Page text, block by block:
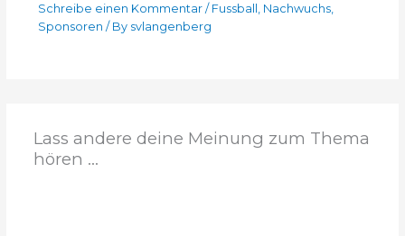
Schreibe einen Kommentar / Fussball Nachwuchs,
Sponsoren / By svlangenberg
Lass andere deine Meinung zum Thema
hören ...